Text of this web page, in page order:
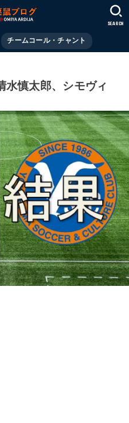
チームコール・チャント
SEARCH
水慎太郎、シモヴィ